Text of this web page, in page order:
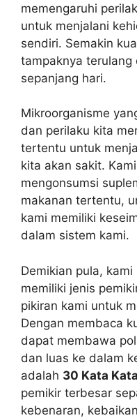
memengaruhi
untuk menjalani
sendiri. Semakin
tampaknya terulang
sepanjang hari.
Mikroorganisme
dan perilaku kita
tertentu untuk
kita akan sakit.
mengonsumsi
makanan tertentu,
kami memiliki
dalam sistem kami.
Demikian pula,
memiliki jenis
pikiran kami untuk
Dengan membaca
dapat membawa
dan luas ke dalam
adalah 30 Kata
pemikir terbesar
kebenaran,